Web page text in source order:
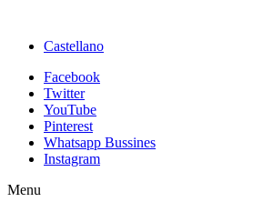
Castellano
Facebook
Twitter
YouTube
Pinterest
Whatsapp Bussines
Instagram
Menu